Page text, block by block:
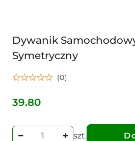
Dywanik
Symetryczny
(0)
Cena:
39.80
szt.